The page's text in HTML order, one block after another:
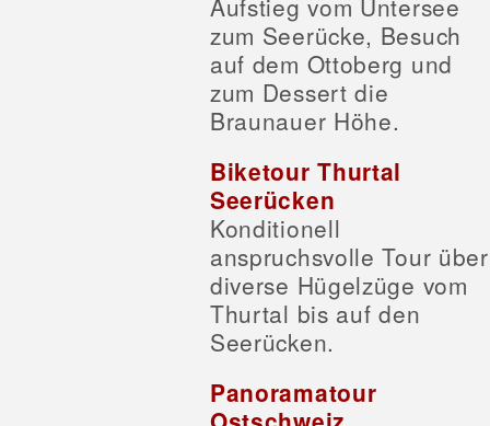
Aufstieg vom Untersee
zum Seerücke, Besuch
auf dem Ottoberg und
zum Dessert die
Braunauer Höhe.
Biketour Thurtal
Seerücken
Konditionell
anspruchsvolle Tour über
diverse Hügelzüge vom
Thurtal bis auf den
Seerücken.
Panoramatour